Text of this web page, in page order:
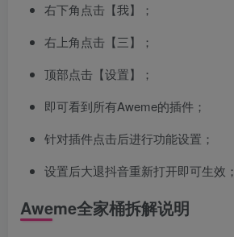
右下角点击【我】；
右上角点击【三】；
顶部点击【设置】；
即可看到所有Aweme的插件；
针对插件点击后进行功能设置；
设置后大退抖音重新打开即可生效；
Aweme全家桶拆解说明